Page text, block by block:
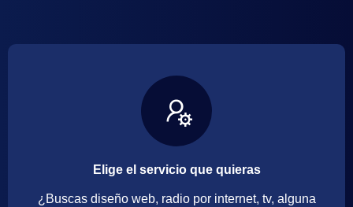
Elige el servicio que quieras
¿Buscas diseño web, radio por internet, tv, alguna